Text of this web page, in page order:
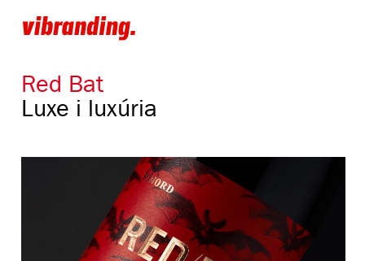
Red Bat
Luxe i luxúria